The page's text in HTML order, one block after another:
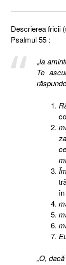
Descrierea fricii
Psalmul 55 :
„Ia
Te
în
„O,